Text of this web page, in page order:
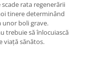
rata regenerării
tinere determinând
boli grave.
trebuie să înlocuiască
viață sănătos.